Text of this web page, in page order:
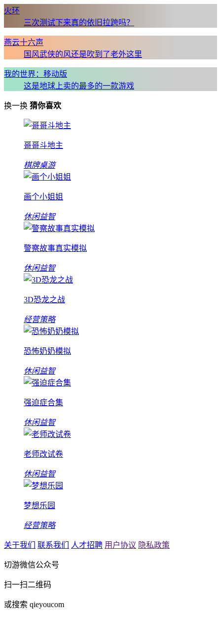
火环
三次测试下来真的依旧拉跨吗？
燕云十六声
国风武侠的风还是吹到了老外这里
我的世界：移动版
这是地球上卖的最多的一款游戏
换一换 猜你喜欢
哥哥斗地主
棋牌桌游
画个小姐姐
休闲益智
警察故事真实模拟
休闲益智
3D恐龙之战
经营策略
恐怖奶奶模拟
休闲益智
强迫症合集
休闲益智
老师改试卷
休闲益智
梦想乐园
经营策略
关于我们 联系我们 人才招聘 用户协议 隐私政策
切游微信公众号
扫一扫二维码
或搜索 qieyoucom